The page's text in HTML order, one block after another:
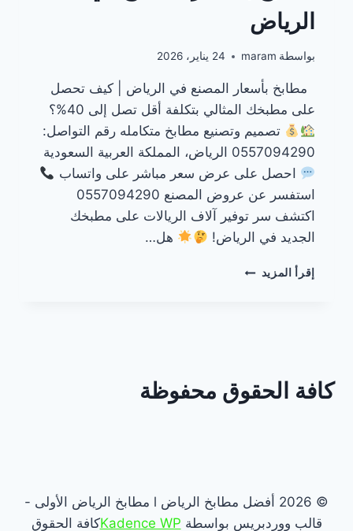
الرياض
بواسطة maram 24 يناير، 2026
مطابخ بأسعار المصنع في الرياض | كيف تحصل
على مطبخك المثالي بتكلفة أقل تصل إلى 40%؟
تصميم وتصنيع مطابخ متكامله رقم التواصل:
0557094290 الرياض، المملكة العربية السعودية
احصل على عرض سعر مباشر على واتساب
استفسر عن عروض المصنع 0557094290
اكتشف سر توفير آلاف الريالات على مطبخك
الجديد في الرياض!
هل…
إقرأ المزيد مطابخ
كافة الحقوق محفوظة
© 2026 أفضل مطابخ الرياض l مطابخ الرياض الأولى -
قالب ووردبريس بواسطة Kadence WPكافة الحقوق